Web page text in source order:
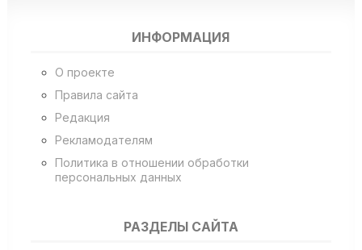
ИНФОРМАЦИЯ
О проекте
Правила сайта
Редакция
Рекламодателям
Политика в отношении обработки
персональных данных
РАЗДЕЛЫ САЙТА